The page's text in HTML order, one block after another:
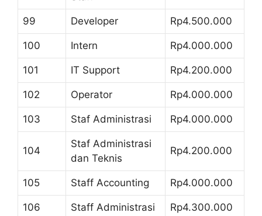
99 Developer Rp4.500.000
100 Intern Rp4.000.000
101 IT Support Rp4.200.000
102 Operator Rp4.000.000
103 Staf Administrasi Rp4.000.000
104
Staf Administrasi
dan Teknis
Rp4.200.000
105 Staff Accounting Rp4.000.000
106 Staff Administrasi Rp4.300.000